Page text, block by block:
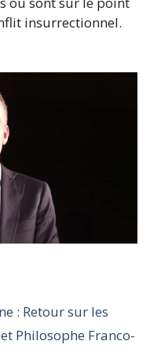
insurrectionnel.
: Retour sur les
Philosophe Franco-